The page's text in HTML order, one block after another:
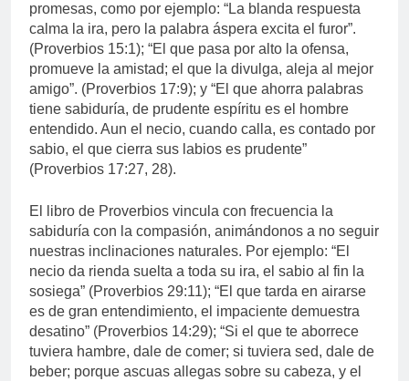
promesas, como por ejemplo: “La blanda respuesta
calma la ira, pero la palabra áspera excita el furor”.
(Proverbios 15:1); “El que pasa por alto la ofensa,
promueve la amistad; el que la divulga, aleja al mejor
amigo”. (Proverbios 17:9); y “El que ahorra palabras
tiene sabiduría, de prudente espíritu es el hombre
entendido. Aun el necio, cuando calla, es contado por
sabio, el que cierra sus labios es prudente”
(Proverbios 17:27, 28).
El libro de Proverbios vincula con frecuencia la
sabiduría con la compasión, animándonos a no seguir
nuestras inclinaciones naturales. Por ejemplo: “El
necio da rienda suelta a toda su ira, el sabio al fin la
sosiega” (Proverbios 29:11); “El que tarda en airarse
es de gran entendimiento, el impaciente demuestra
desatino” (Proverbios 14:29); “Si el que te aborrece
tuviera hambre, dale de comer; si tuviera sed, dale de
beber; porque ascuas allegas sobre su cabeza, y el